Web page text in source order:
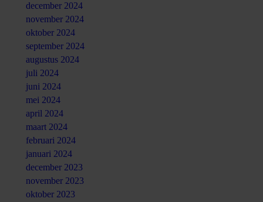
december 2024
november 2024
oktober 2024
september 2024
augustus 2024
juli 2024
juni 2024
mei 2024
april 2024
maart 2024
februari 2024
januari 2024
december 2023
november 2023
oktober 2023